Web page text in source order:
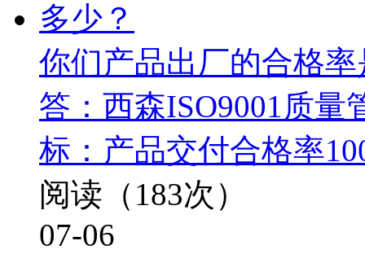
你们产品出厂的合格
答：西森ISO9001质
标：产品交付合格率
阅读（183次）
07-06